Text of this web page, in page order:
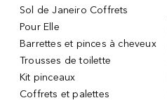
Sol de Janeiro Coffrets
Pour Elle
Barrettes et pinces à cheveux
Trousses de toilette
Kit pinceaux
Coffrets et palettes